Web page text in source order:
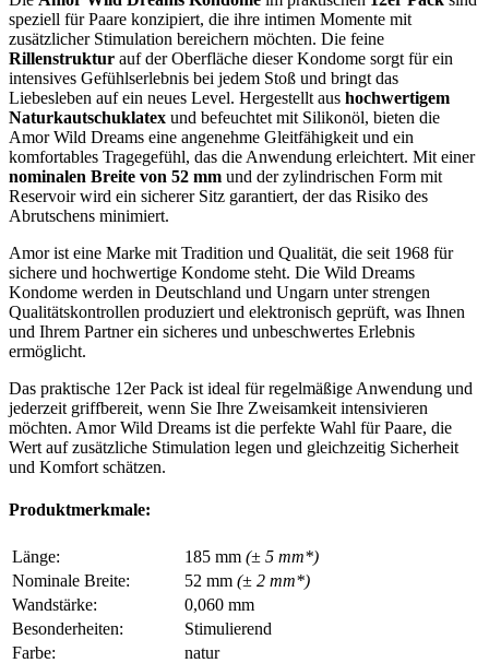
speziell für Paare konzipiert, die ihre intimen Momente mit
zusätzlicher Stimulation bereichern möchten. Die feine
Rillenstruktur auf der Oberfläche dieser Kondome sorgt für ein
intensives Gefühlserlebnis bei jedem Stoß und bringt das
Liebesleben auf ein neues Level. Hergestellt aus hochwertigem
Naturkautschuklatex und befeuchtet mit Silikonöl, bieten die
Amor Wild Dreams eine angenehme Gleitfähigkeit und ein
komfortables Tragegefühl, das die Anwendung erleichtert. Mit einer
nominalen Breite von 52 mm und der zylindrischen Form mit
Reservoir wird ein sicherer Sitz garantiert, der das Risiko des
Abrutschens minimiert.
Amor ist eine Marke mit Tradition und Qualität, die seit 1968 für
sichere und hochwertige Kondome steht. Die Wild Dreams
Kondome werden in Deutschland und Ungarn unter strengen
Qualitätskontrollen produziert und elektronisch geprüft, was Ihnen
und Ihrem Partner ein sicheres und unbeschwertes Erlebnis
ermöglicht.
Das praktische 12er Pack ist ideal für regelmäßige Anwendung und
jederzeit griffbereit, wenn Sie Ihre Zweisamkeit intensivieren
möchten. Amor Wild Dreams ist die perfekte Wahl für Paare, die
Wert auf zusätzliche Stimulation legen und gleichzeitig Sicherheit
und Komfort schätzen.
Produktmerkmale:
Länge: 185 mm (± 5 mm*)
Nominale Breite:
52 mm (± 2 mm*)
Wandstärke:
0,060 mm
Besonderheiten:
Stimulierend
Farbe:
natur